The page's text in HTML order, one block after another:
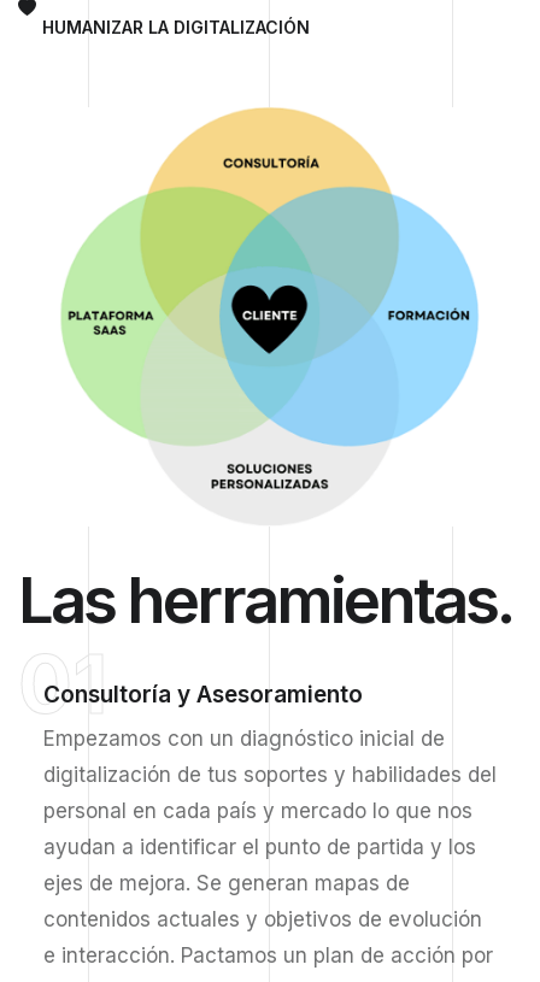
HUMANIZAR LA DIGITALIZACIÓN
Las herramientas.
01
Consultoría y Asesoramiento
Empezamos con un diagnóstico inicial de
digitalización de tus soportes y habilidades del
personal en cada país y mercado lo que nos
ayudan a identificar el punto de partida y los
ejes de mejora. Se generan mapas de
contenidos actuales y objetivos de evolución
e interacción. Pactamos un plan de acción por